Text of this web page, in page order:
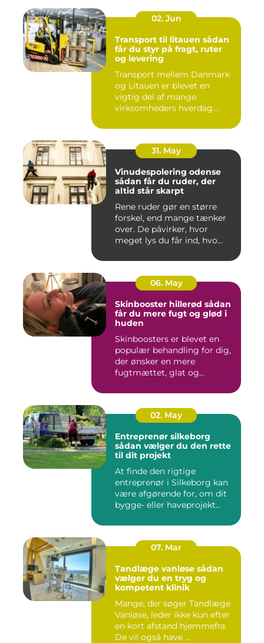
02. Jun
Transport til litauen sådan
får du styr på fragt, ruter
og levering
Transport mellem Danmark
og Litauen er blevet en
vigtig del af mange
virksomheders hverdag.
31. May
Vinudespolering odense
sådan får du ruder, der
altid står skarpt
Rene ruder gør en større
forskel, end mange tænker
over. De påvirker, hvor
meget lys du får ind, hvo...
06. May
Skinbooster hillerød sådan
får du mere fugt og glød i
huden
Skinboosters er blevet en
populær behandling for dig,
der ønsker en mere
fugtmættet, glat og
02. May
Entreprenør silkeborg
sådan vælger du den rette
til dit projekt
At finde den rigtige
entreprenør i Silkeborg kan
være afgørende for, om dit
bygge- eller haveprojekt...
07. Mar
Tandlæge vanløse sådan
vælger du en tryg og
kompetent klinik
Mange, der søger Tandlæge
Vanløse, leder ikke kun efter
en kort afstand hjemmefra.
De vil også have ...